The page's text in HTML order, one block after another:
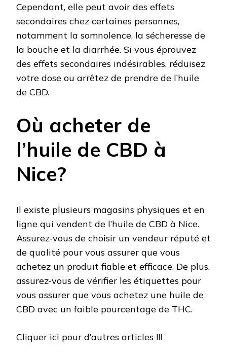
Cependant, elle peut avoir des effets
secondaires chez certaines personnes,
notamment la somnolence, la sécheresse de
la bouche et la diarrhée. Si vous éprouvez
des effets secondaires indésirables, réduisez
votre dose ou arrêtez de prendre de l’huile
de CBD.
Où acheter de
l’huile de CBD à
Nice?
Il existe plusieurs magasins physiques et en
ligne qui vendent de l’huile de CBD à Nice.
Assurez-vous de choisir un vendeur réputé et
de qualité pour vous assurer que vous
achetez un produit fiable et efficace. De plus,
assurez-vous de vérifier les étiquettes pour
vous assurer que vous achetez une huile de
CBD avec un faible pourcentage de THC.
Cliquer ici pour d’autres articles !!!